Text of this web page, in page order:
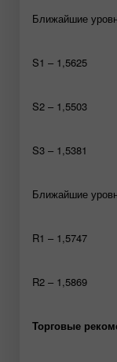
Ближайшие
S1 – 1,5625
S2 – 1,5503
S3 – 1,5381
Ближайшие
R1 – 1,5747
R2 – 1,5869
Торговые